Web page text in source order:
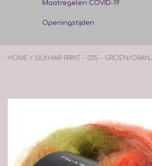
Maatregelen COVID-19
Openingstijden
HOME / SILKHAIR PRINT - 325 - GROEN/